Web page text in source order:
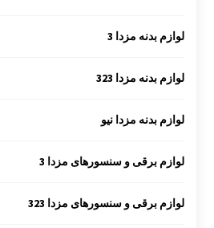
لوازم بدنه مزدا 3
لوازم بدنه مزدا 323
لوازم بدنه مزدا نیو
لوازم برقی و سنسورهای مزدا 3
لوازم برقی و سنسورهای مزدا 323